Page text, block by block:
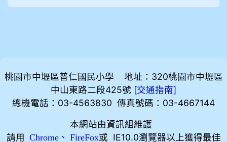
桃園市中壢區普仁國民小學 地址：320桃園市中壢區
中山東路二段425號 [交通指南]
總機電話：03-4563830 傳真號碼：03-4667144
本網站由資訊組維護
請用
Chrome、 FireFox或 IE10.0瀏覽器以上獲得最佳